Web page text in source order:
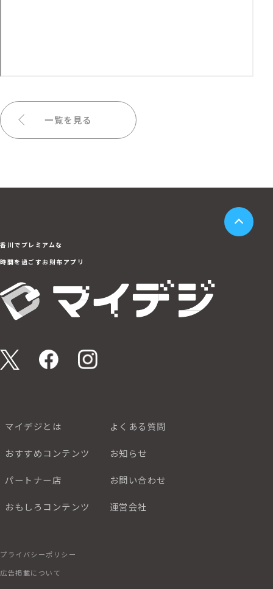
一覧を見る
香川でプレミアムな
時間を過ごすお財布アプリ
マイデジとは よくある質問
おすすめコンテンツ お知らせ
パートナー店 お問い合わせ
おもしろコンテンツ 運営会社
プライバシーポリシー
広告掲載について